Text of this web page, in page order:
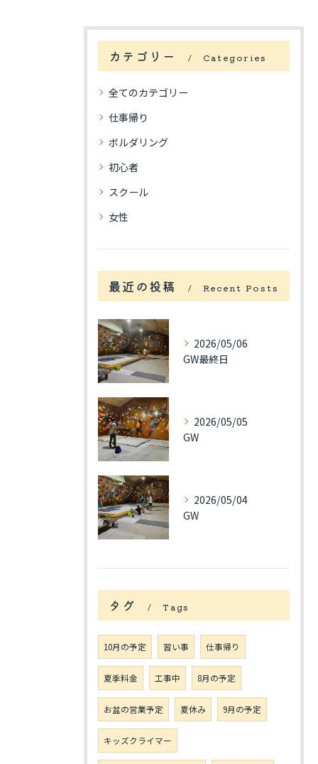
カテゴリー Categories
全てのカテゴリー
仕事帰り
ボルダリング
初心者
スクール
女性
最近の投稿 Recent Posts
2026/05/06
GW最終日
2026/05/05
GW
2026/05/04
GW
タグ Tags
10月の予定 習い事 仕事帰り
夏季料金 工事中 8月の予定
お盆の営業予定 夏休み 9月の予定
キッズクライマー